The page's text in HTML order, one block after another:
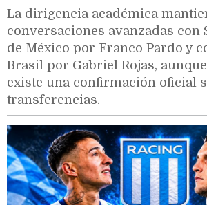
La dirigencia académica
conversaciones avanzadas con
de México por Franco Pardo y
Brasil por Gabriel Rojas,
existe una confirmación oficial
transferencias.